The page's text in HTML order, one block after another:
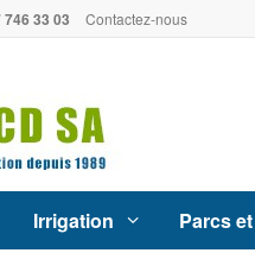
33 03 Contactez-nous
Irrigation Parcs